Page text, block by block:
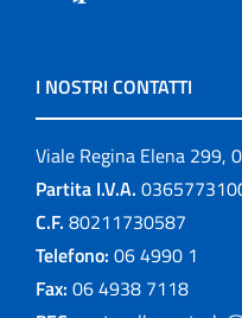
I NOSTRI CONTATTI
Viale Regina Elena 299,
Partita I.V.A.
C.F. 80211730587
Telefono: 06 4990 1
Fax: 06 4938 7118